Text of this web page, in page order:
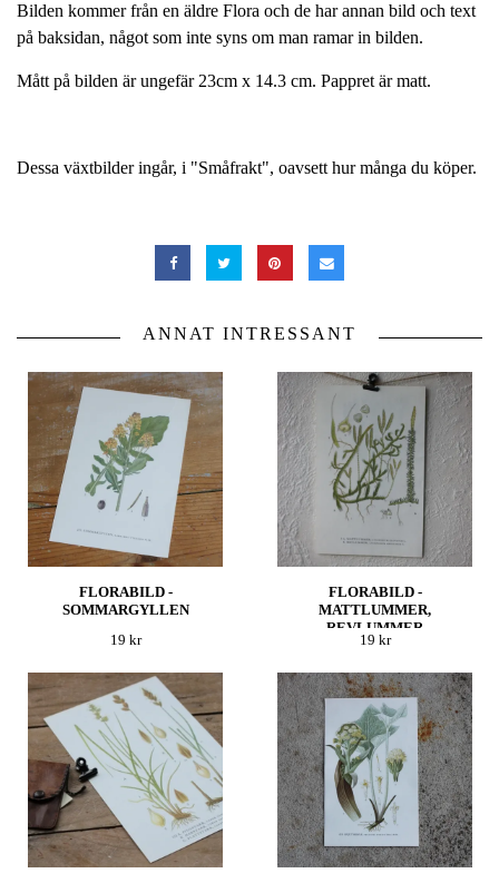
Bilden kommer från en äldre Flora och de har annan bild och text
på baksidan, något som inte syns om man ramar in bilden.
Mått på bilden är ungefär 23cm x 14.3 cm. Pappret är matt.
Dessa växtbilder ingår, i "Småfrakt", oavsett hur många du köper.
ANNAT INTRESSANT
FLORABILD -
SOMMARGYLLEN
19 kr
FLORABILD -
MATTLUMMER,
REVLUMMER
19 kr